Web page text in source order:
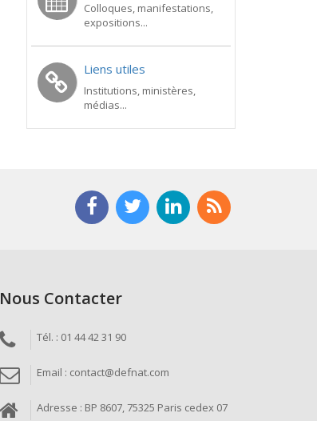
Colloques, manifestations,
expositions...
Liens utiles
Institutions, ministères,
médias...
Nous Contacter
Tél. : 01 44 42 31 90
Email : contact@defnat.com
Adresse : BP 8607, 75325 Paris cedex 07